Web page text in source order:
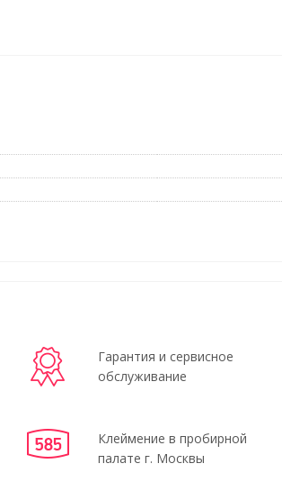
Гарантия и сервисное
обслуживание
Клеймение в пробирной
палате г. Москвы